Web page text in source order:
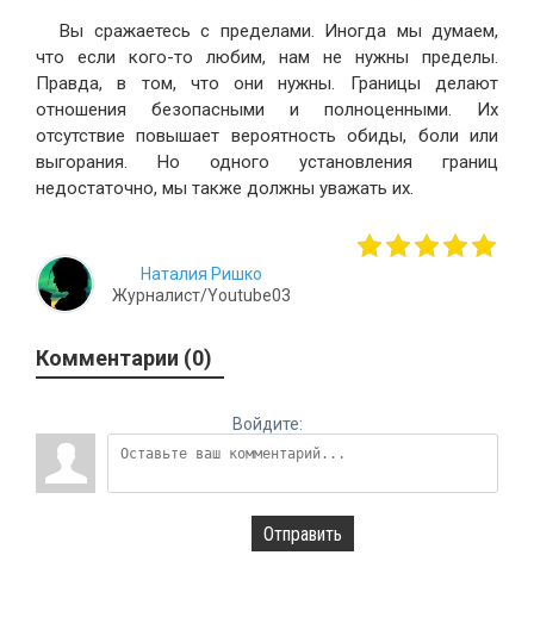
Вы сражаетесь с пределами. Иногда мы думаем,
что если кого-то любим, нам не нужны пределы.
Правда, в том, что они нужны. Границы делают
отношения безопасными и полноценными. Их
отсутствие повышает вероятность обиды, боли или
выгорания. Но одного установления границ
недостаточно, мы также должны уважать их.
Наталия Ришко
Журналист/Youtube03
Комментарии (0)
Войдите:
Отправить